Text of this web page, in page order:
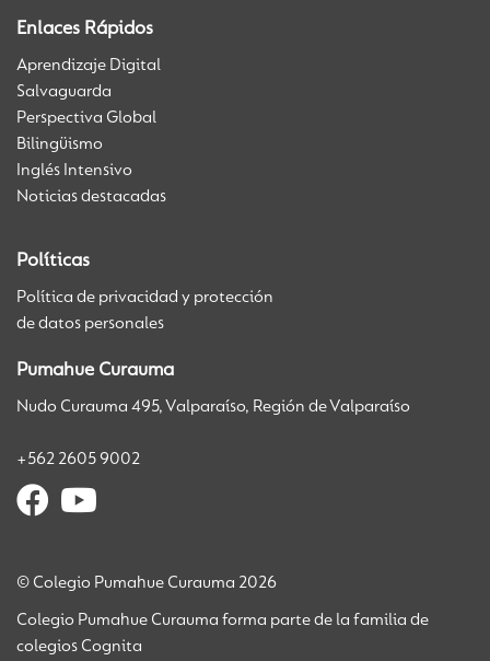
Enlaces Rápidos
Aprendizaje Digital
Salvaguarda
Perspectiva Global
Bilingüismo
Inglés Intensivo
Noticias destacadas
Políticas
Política de privacidad y protección
de datos personales
Pumahue Curauma
Nudo Curauma 495, Valparaíso, Región de Valparaíso
+562 2605 9002
© Colegio Pumahue Curauma 2026
Colegio Pumahue Curauma forma parte de la familia de
colegios Cognita